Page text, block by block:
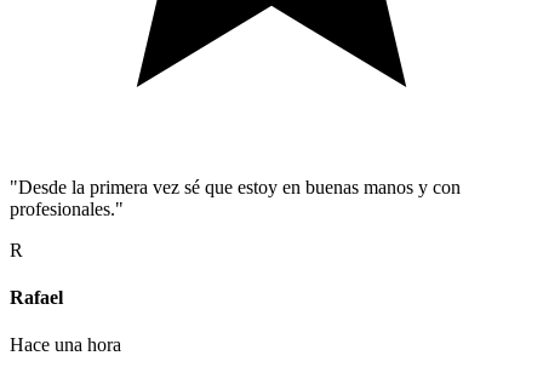
"Desde la primera vez sé que estoy en buenas manos y con
profesionales."
R
Rafael
Hace una hora